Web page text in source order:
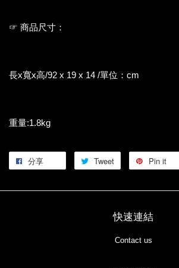
☞ 商品尺寸：
長x寬x高/92 x 19 x 14 /單位：cm
重量:1.8kg
分享 Tweet Pin it
快速連結
Contact us